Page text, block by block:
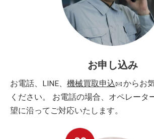
お申し込み
お電話、LINE、 機械買取申込
からお
ください。 お電話の場合、オペレータ
望に沿ってご対応いたします。